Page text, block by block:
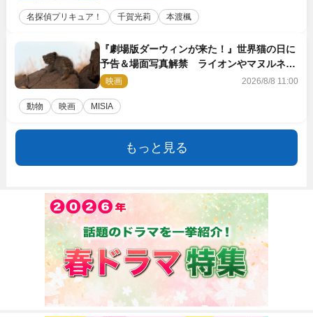
名探偵プリキュア！ 千賀光莉 本渡楓
『劇場版ダーウィンが来た！』世界猫の日に
予告＆場面写真解禁 ライオンやマヌルネコ
の赤ちゃんが大集合
映画 2026/8/8 11:00
動物 映画 MISIA
もっと見る